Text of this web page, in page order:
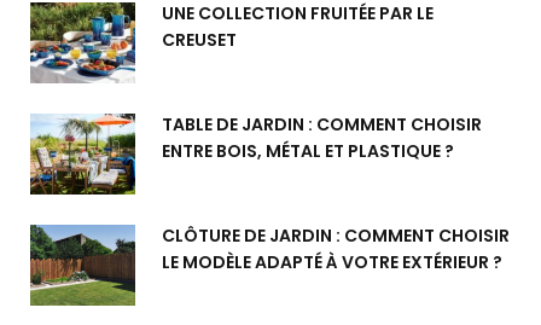
UNE COLLECTION FRUITÉE PAR LE
CREUSET
TABLE DE JARDIN : COMMENT CHOISIR
ENTRE BOIS, MÉTAL ET PLASTIQUE ?
CLÔTURE DE JARDIN : COMMENT CHOISIR
LE MODÈLE ADAPTÉ À VOTRE EXTÉRIEUR ?